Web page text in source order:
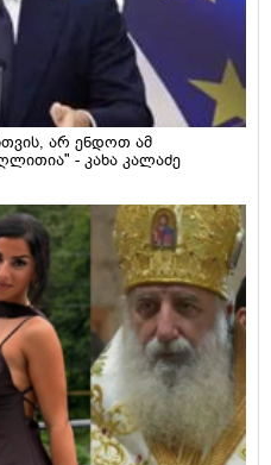
არ ენდოთ ამ
- კახა კალაძე